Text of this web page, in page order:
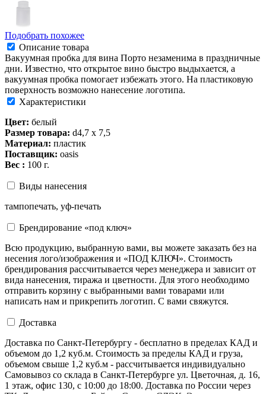
Подобрать похожее
Описание товара
Вакуумная пробка для вина Порто незаменима в праздничные
дни. Известно, что открытое вино быстро выдыхается, а
вакуумная пробка помогает избежать этого. На пластиковую
поверхность возможно нанесение логотипа.
Характеристики
Цвет: белый
Размер товара: d4,7 х 7,5
Материал: пластик
Поставщик: oasis
Вес : 100 г.
Виды нанесения
тампопечать, уф-печать
Брендирование «под ключ»
Всю продукцию, выбранную вами, вы можете заказать без на
несения лого/изображения и «ПОД КЛЮЧ». Стоимость
брендирования рассчитывается через менеджера и зависит от
вида нанесения, тиража и цветности. Для этого необходимо
отправить корзину с выбранными вами товарами или
написать нам и прикрепить логотип. С вами свяжутся.
Доставка
Доставка по Санкт-Петербургу - бесплатно в пределах КАД и
объемом до 1,2 куб.м. Стоимость за пределы КАД и груза,
объемом свыше 1,2 куб.м - рассчитывается индивидуально
Самовывоз со склада в Санкт-Петербурге ул. Цветочная, д. 16,
1 этаж, офис 130, с 10:00 до 18:00. Доставка по России через